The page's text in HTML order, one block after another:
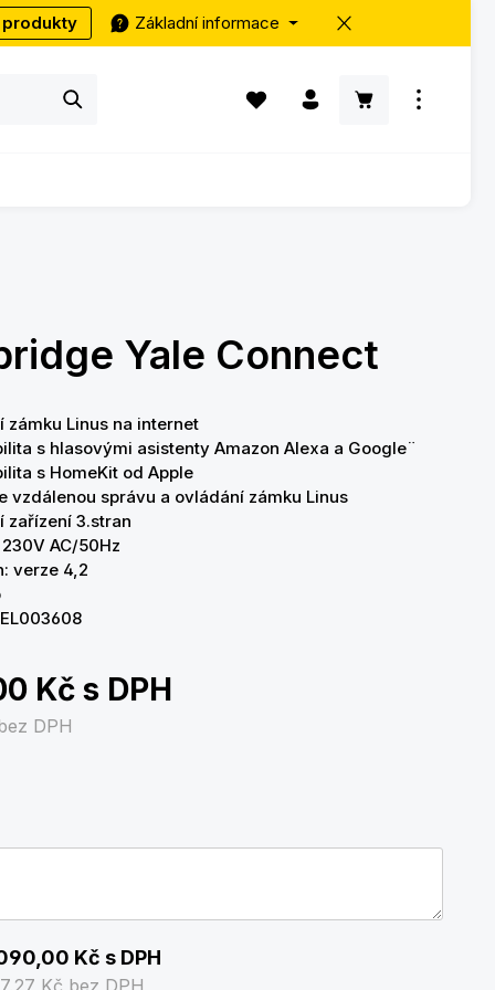
Základní informace
Máte 0 položky v seznamu přání
Nákupní košík
Yale Connect
zámku Linus na internet
s hlasovými asistenty Amazon Alexa a Google¨
s HomeKit od Apple
vzdálenou správu a ovládání zámku Linus
zařízení 3.stran
AC/50Hz
verze 4,2
Kč s DPH
DPH
Kč s DPH
Kč bez DPH